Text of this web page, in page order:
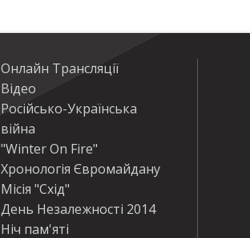
Онлайн Трансляції
Відео
Російсько-Українська
війна
"Winter On Fire"
Хронологія Євромайдану
Місія "Схід"
День Незалежності 2014
Ніч пам'яті